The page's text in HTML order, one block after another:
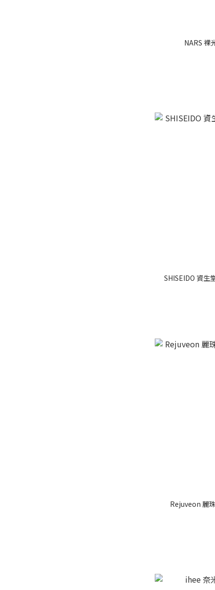
NARS 裸
SHISEIDO 資生
Rejuveon 麗